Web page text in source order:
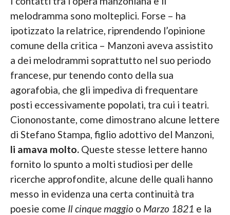
melodramma sono molteplici. Forse – ha
ipotizzato la relatrice, riprendendo l’opinione
comune della critica – Manzoni aveva assistito
a dei melodrammi soprattutto nel suo periodo
francese, pur tenendo conto della sua
agorafobia, che gli impediva di frequentare
posti eccessivamente popolati, tra cui i teatri.
Ciononostante, come dimostrano alcune lettere
di Stefano Stampa, figlio adottivo del Manzoni,
li amava molto.Queste stesse lettere hanno
fornito lo spunto a molti studiosi per delle
ricerche approfondite, alcune delle quali hanno
messo in evidenza una certa continuità tra
poesie come Il cinque maggio o Marzo 1821 e la